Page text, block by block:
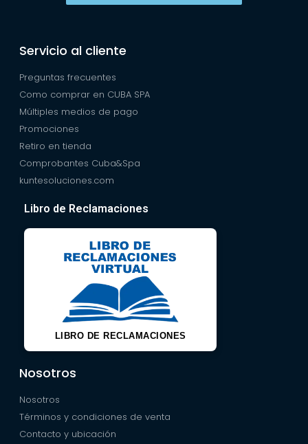
Servicio al cliente
Preguntas frecuentes
Como comprar en CUBA SPA
Múltiples medios de pago
Promociones
Retiro en tienda
Comprobantes Cuba&Spa
kuntesoluciones.com
Libro de Reclamaciones
LIBRO DE RECLAMACIONES
Nosotros
Nosotros
Términos y condiciones de venta
Contacto y ubicación